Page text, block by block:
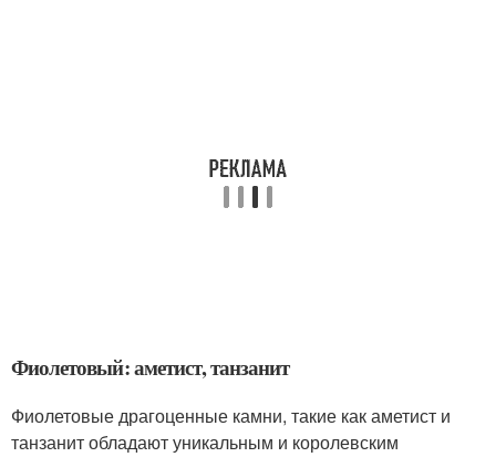
Фиолетовый: аметист, танзанит
Фиолетовые драгоценные камни, такие как аметист и
танзанит обладают уникальным и королевским